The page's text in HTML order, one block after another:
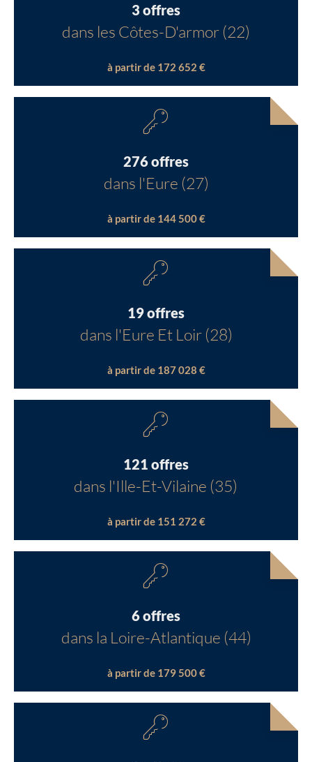
3 offres
dans les Côtes-D'armor (22)
à partir de 172 652 €
276 offres
dans l'Eure (27)
à partir de 144 500 €
19 offres
dans l'Eure Et Loir (28)
à partir de 187 028 €
121 offres
dans l'Ille-Et-Vilaine (35)
à partir de 151 272 €
6 offres
dans la Loire-Atlantique (44)
à partir de 179 500 €